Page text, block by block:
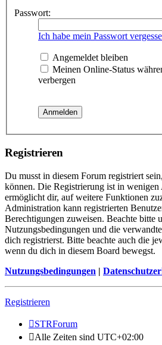
Passwort:
Ich habe mein Passwort
Angemeldet bleiben
Meinen Online-Status
verbergen
Registrieren
Du musst in diesem Forum registriert
können. Die Registrierung ist in
ermöglicht dir, auf weitere Funktionen
Administration kann registrierten
Berechtigungen zuweisen. Beachte bitte
Nutzungsbedingungen und die
dich registrierst. Bitte beachte auch die
wenn du dich in diesem Board bewegst.
Nutzungsbedingungen |
Registrieren
STRForum
Alle Zeiten sind UTC+02:00